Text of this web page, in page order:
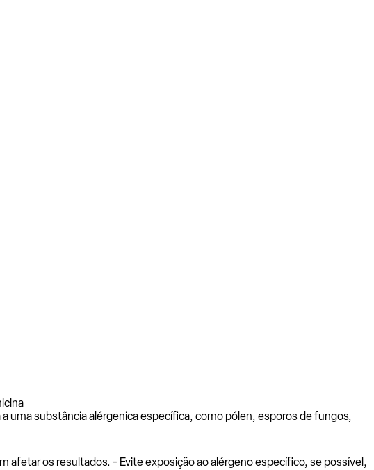
uma substância alérgenica específica, como pólen, esporos de fungos,
os resultados. - Evite exposição ao alérgeno específico, se possível,